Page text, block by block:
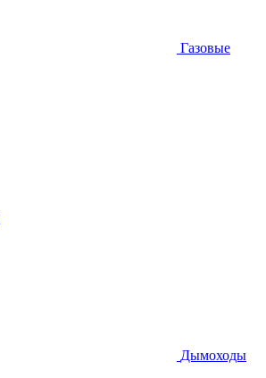
Газовые
Дымоходы